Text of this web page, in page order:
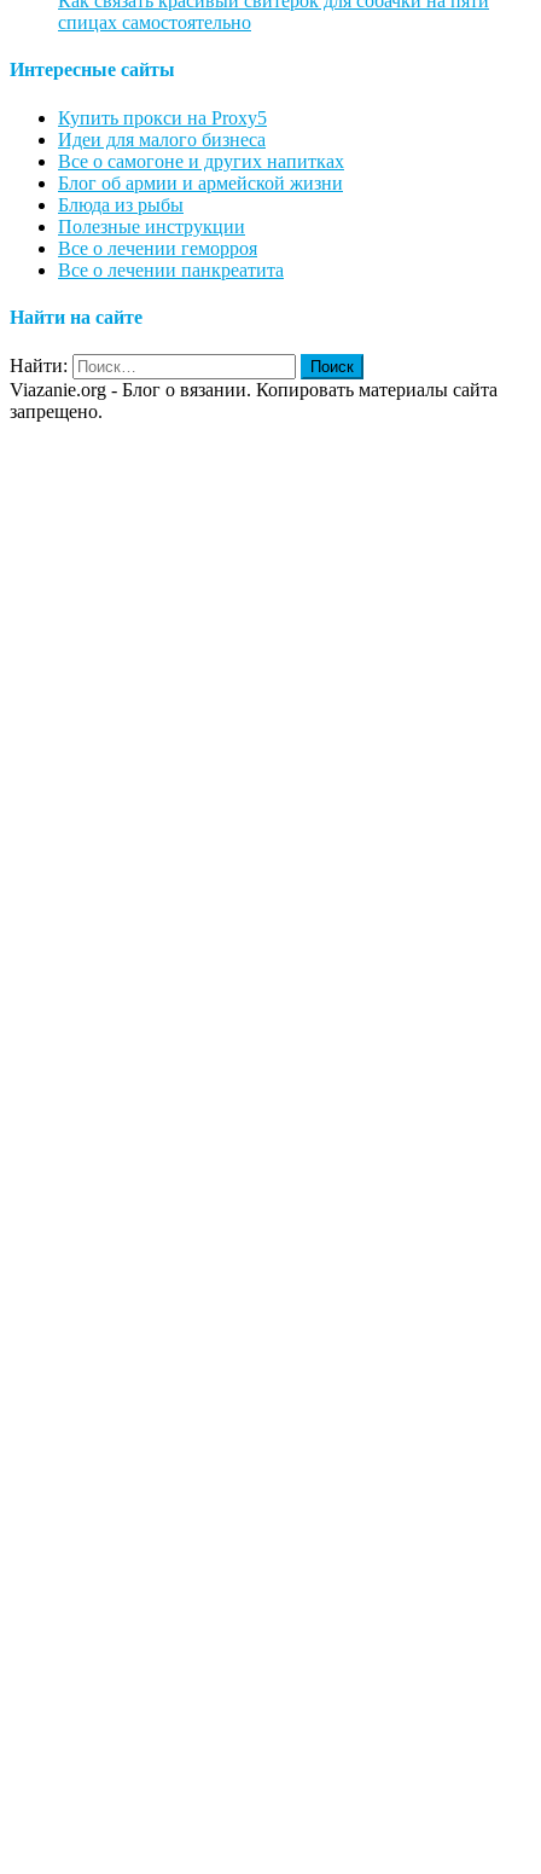
спицах самостоятельно
Интересные сайты
Купить прокси на Proxy5
Идеи для малого бизнеса
Все о самогоне и других напитках
Блог об армии и армейской жизни
Блюда из рыбы
Полезные инструкции
Все о лечении геморроя
Все о лечении панкреатита
Найти на сайте
Найти:
Viazanie.org - Блог о вязании. Копировать материалы сайта
запрещено.